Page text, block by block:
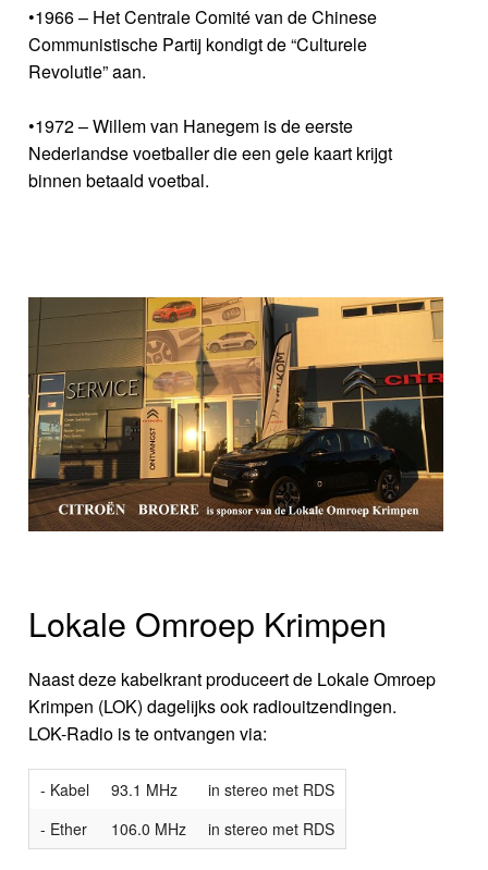
•1966 – Het Centrale Comité van de Chinese
Communistische Partij kondigt de “Culturele
Revolutie” aan.
•1972 – Willem van Hanegem is de eerste
Nederlandse voetballer die een gele kaart krijgt
binnen betaald voetbal.
Lokale Omroep Krimpen
Naast deze kabelkrant produceert de Lokale Omroep
Krimpen (LOK) dagelijks ook radiouitzendingen.
LOK-Radio is te ontvangen via:
- Kabel 93.1 MHz
in stereo met RDS
- Ether
106.0 MHz in stereo met RDS